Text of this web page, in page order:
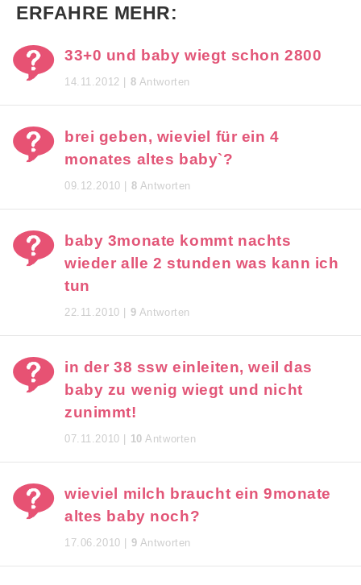
ERFAHRE MEHR:
33+0 und baby wiegt schon 2800
14.11.2012 | 8 Antworten
brei geben, wieviel für ein 4
monates altes baby`?
09.12.2010 | 8 Antworten
baby 3monate kommt nachts
wieder alle 2 stunden was kann ich
tun
22.11.2010 | 9 Antworten
in der 38 ssw einleiten, weil das
baby zu wenig wiegt und nicht
zunimmt!
07.11.2010 | 10 Antworten
wieviel milch braucht ein 9monate
altes baby noch?
17.06.2010 | 9 Antworten